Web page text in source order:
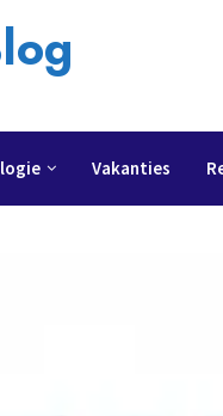
Vakanties